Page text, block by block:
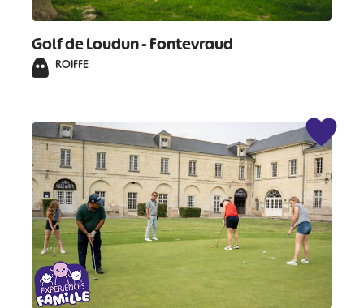
Golf de Loudun - Fontevraud
ROIFFE